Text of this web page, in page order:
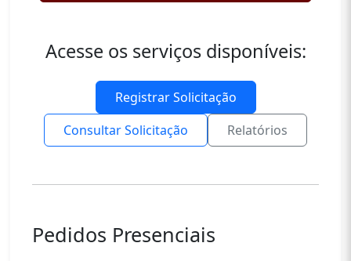
Acesse os serviços disponíveis:
Registrar Solicitação
Consultar Solicitação
Relatórios
Pedidos Presenciais